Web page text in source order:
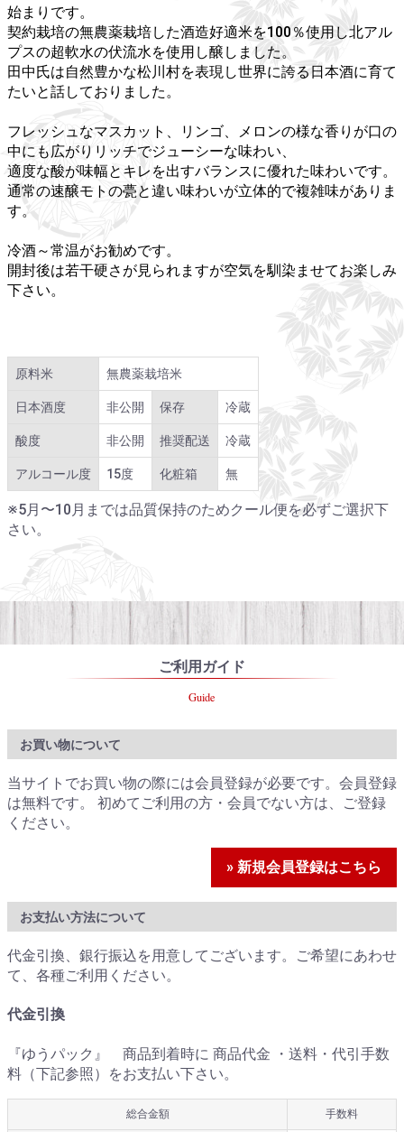
始まりです。
契約栽培の無農薬栽培した酒造好適米を100％使用し北アル
プスの超軟水の伏流水を使用し醸しました。
田中氏は自然豊かな松川村を表現し世界に誇る日本酒に育て
たいと話しておりました。
フレッシュなマスカット、リンゴ、メロンの様な香りが口の
中にも広がりリッチでジューシーな味わい、
適度な酸が味幅とキレを出すバランスに優れた味わいです。
通常の速醸モトの甍と違い味わいが立体的で複雑味がありま
す。
冷酒～常温がお勧めです。
開封後は若干硬さが見られますが空気を馴染ませてお楽しみ
下さい。
原料米 無農薬栽培米
日本酒度 非公開 保存 冷蔵
酸度 非公開 推奨配送 冷蔵
アルコール度 15度 化粧箱 無
※5月〜10月までは品質保持のためクール便を必ずご選択下
さい。
ご利用ガイド
Guide
お買い物について
当サイトでお買い物の際には会員登録が必要です。会員登録
は無料です。 初めてご利用の方・会員でない方は、ご登録
ください。
» 新規会員登録はこちら
お支払い方法について
代金引換、銀行振込を用意してございます。ご希望にあわせ
て、各種ご利用ください。
代金引換
『ゆうパック』 商品到着時に 商品代金 ・送料・代引手数
料（下記参照）をお支払い下さい。
総合金額 手数料